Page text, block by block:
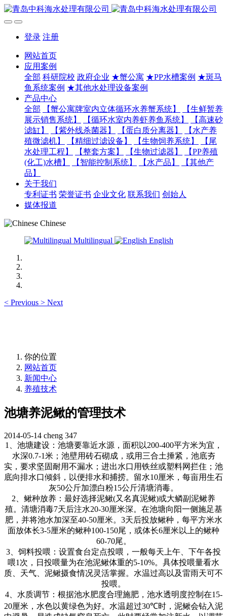
登录 注册
网站首页
应用案例
全部 科研院校 政府企业 ★蟹公寓 ★PP水槽案例 ★斑马
鱼系统案例 ★其他水处理设备案例
产品中心
全部
【蟹公寓牌室内立体循环水养蟹系统】
【生鲜暂养
展示销售系统】
【循环水室内养虾养鱼系统】
【高速砂
滤缸】
【紫外线杀菌器】 【蛋白质分离器】
【水产养
殖微滤机】
【精细过滤设备】 【生物饲养系统】
【尾
水处理工程】
【整套方案】 【生物过滤器】
【PP养殖
(化工)水槽】
【智能控制系统】 【水产品】
【其他产
品】
关于我们
专利证书 荣誉证书 企业文化 联系我们 创始人
媒体报道
Chinese
Multilingual
English
< Previous > Next
你的位置
网站首页
新闻中心
养殖技术
池塘养泥鳅的管理技术
2014-05-14 cheng 347
1
、池塘建设：池塘要靠近水源，面积以200-400平方米为宜，
水深0.7-1米；池壁用砖石砌成，或用三合土捶紧，池底夯
实，要求坚固耐用不漏水；进出水口用铁丝或塑料网拦住；池
底向排水口倾斜，以便排水和捕捞。留水10厘米，每亩用生石
灰50公斤加漂白粉15公斤清塘消毒。
2 、鳅种放养：最好选择泥鳅(又名真泥鳅)或大鳞副泥鳅养
殖。清塘消毒7天后注水20-30厘米深。在池塘向阳一侧施足基
肥，并将池水加深至40-50厘米。 3天后投放鳅种，每平方米水
面放体长3-5厘米的鳅种100-150尾，或体长6厘米以上的鳅种
60-70尾。
3 、饲料投喂：设置食台定点投喂，一般每天上午、下午各投
喂1 次，日投喂量为在池泥鳅体重的5-10%。具体投喂量看水
质、天气、泥鳅摄食情况灵活掌握。水温过高以及雷雨天可不
投喂。
4、水质调节：根据池水肥度合理施肥，池水透明度控制在15-
20厘米，水色以黄绿色为好。水温超过30℃时，泥鳅会钻入泥